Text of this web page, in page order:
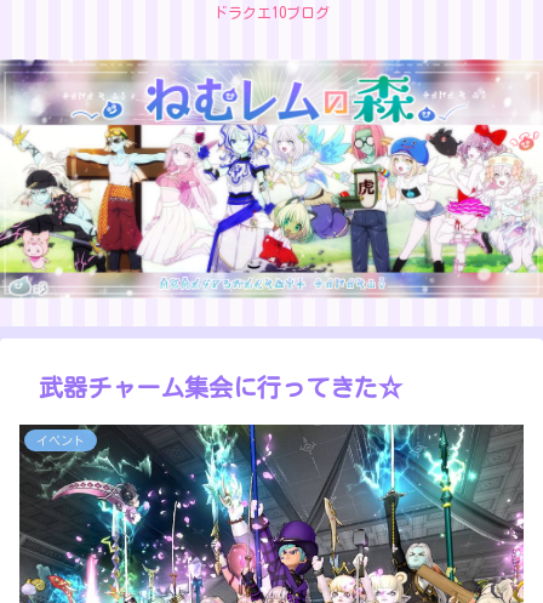
ドラクエ10ブログ
武器チャーム集会に行ってきた☆
イベント